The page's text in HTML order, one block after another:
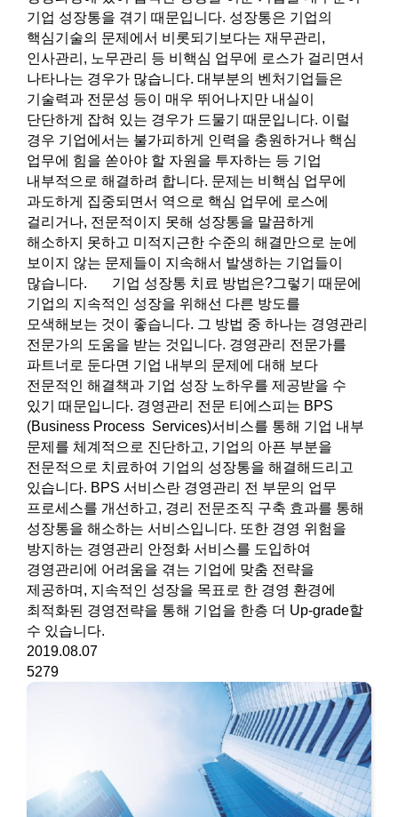
기업 성장통을 겪기 때문입니다. 성장통은 기업의
핵심기술의 문제에서 비롯되기보다는 재무관리,
인사관리, 노무관리 등 비핵심 업무에 로스가 걸리면서
나타나는 경우가 많습니다. 대부분의 벤처기업들은
기술력과 전문성 등이 매우 뛰어나지만 내실이
단단하게 잡혀 있는 경우가 드물기 때문입니다. 이럴
경우 기업에서는 불가피하게 인력을 충원하거나 핵심
업무에 힘을 쏟아야 할 자원을 투자하는 등 기업
내부적으로 해결하려 합니다. 문제는 비핵심 업무에
과도하게 집중되면서 역으로 핵심 업무에 로스에
걸리거나, 전문적이지 못해 성장통을 말끔하게
해소하지 못하고 미적지근한 수준의 해결만으로 눈에
보이지 않는 문제들이 지속해서 발생하는 기업들이
많습니다. 기업 성장통 치료 방법은?그렇기 때문에
기업의 지속적인 성장을 위해선 다른 방도를
모색해보는 것이 좋습니다. 그 방법 중 하나는 경영관리
전문가의 도움을 받는 것입니다. 경영관리 전문가를
파트너로 둔다면 기업 내부의 문제에 대해 보다
전문적인 해결책과 기업 성장 노하우를 제공받을 수
있기 때문입니다. 경영관리 전문 티에스피는 BPS
(Business Process Services)서비스를 통해 기업 내부
문제를 체계적으로 진단하고, 기업의 아픈 부분을
전문적으로 치료하여 기업의 성장통을 해결해드리고
있습니다. BPS 서비스란 경영관리 전 부문의 업무
프로세스를 개선하고, 경리 전문조직 구축 효과를 통해
성장통을 해소하는 서비스입니다. 또한 경영 위험을
방지하는 경영관리 안정화 서비스를 도입하여
경영관리에 어려움을 겪는 기업에 맞춤 전략을
제공하며, 지속적인 성장을 목표로 한 경영 환경에
최적화된 경영전략을 통해 기업을 한층 더 Up-grade할
수 있습니다.
2019.08.07
5279